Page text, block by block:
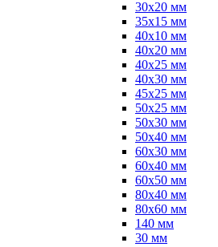
30х20 мм
35х15 мм
40х10 мм
40х20 мм
40х25 мм
40х30 мм
45х25 мм
50х25 мм
50х30 мм
50х40 мм
60х30 мм
60х40 мм
60х50 мм
80х40 мм
80х60 мм
140 мм
30 мм